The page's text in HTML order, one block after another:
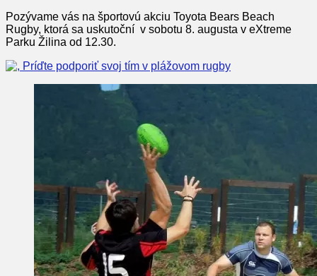
Pozývame vás na športovú akciu Toyota Bears Beach
Rugby, ktorá sa uskutoční v sobotu 8. augusta v eXtreme
Parku Žilina od 12.30.